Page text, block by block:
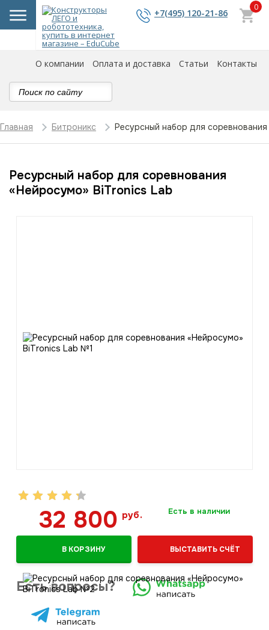
+7(495) 120-21-86
0
О компании Оплата и доставка Статьи Контакты
Главная Битроникс Ресурсный набор для
Ресурсный набор для соревнования
«Нейросумо» BiTronics Lab
32 800руб. Есть в наличии
В КОРЗИНУ ВЫСТАВИТЬ СЧЁТ
Есть вопросы?